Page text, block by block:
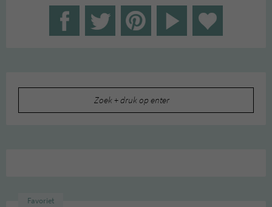
Favoriet